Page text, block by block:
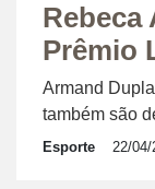
Rebeca
Prêmio
Armand
também são
Esporte 22/